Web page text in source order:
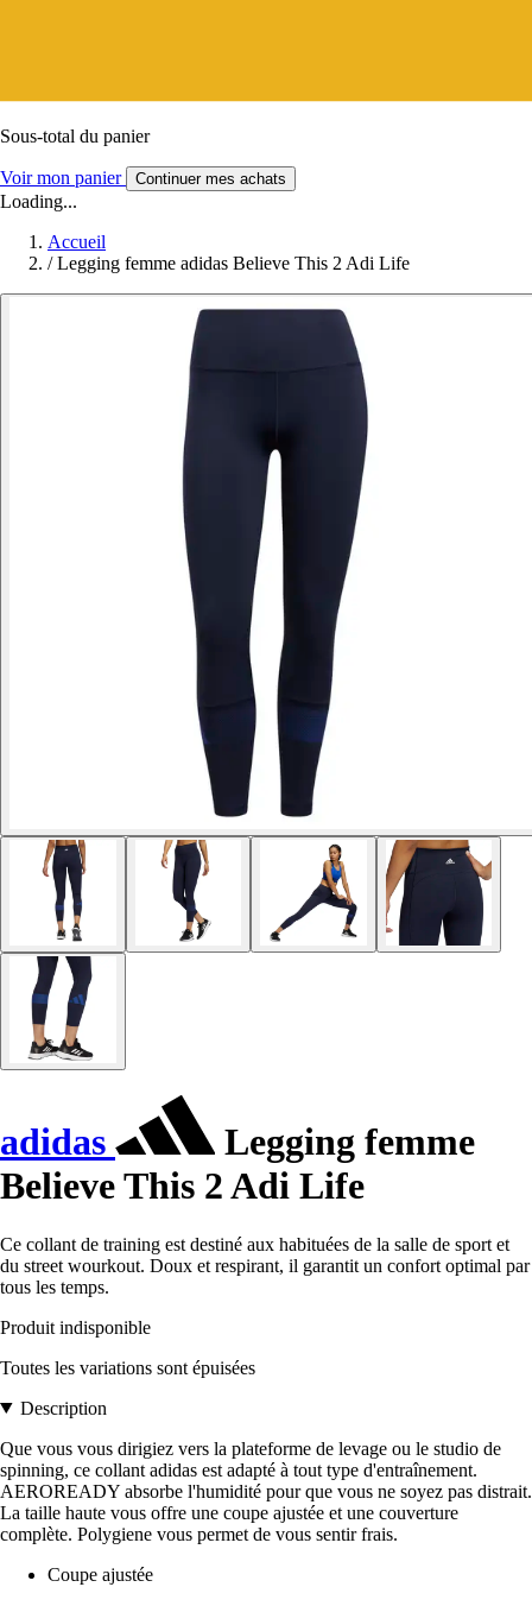
Sous-total du panier
Voir mon panier Continuer mes achats
Loading...
Accueil
/ Legging femme adidas Believe This 2 Adi Life
adidas
Legging femme
Believe This 2 Adi Life
Ce collant de training est destiné aux habituées de la salle de sport et
du street wourkout. Doux et respirant, il garantit un confort optimal par
tous les temps.
Produit indisponible
Toutes les variations sont épuisées
Description
Que vous vous dirigiez vers la plateforme de levage ou le studio de
spinning, ce collant adidas est adapté à tout type d'entraînement.
AEROREADY absorbe l'humidité pour que vous ne soyez pas distrait.
La taille haute vous offre une coupe ajustée et une couverture
complète. Polygiene vous permet de vous sentir frais.
Coupe ajustée